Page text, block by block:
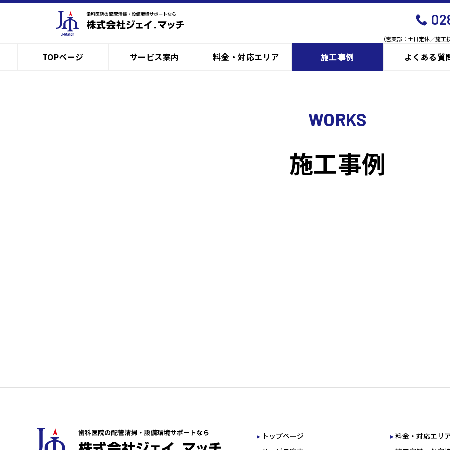
（営業部：土日定休／施
TOPページ サービス案内 料金・対応エリア 施工事例 よくある質
WORKS
施工事例
トップページ
料金・対応エリ